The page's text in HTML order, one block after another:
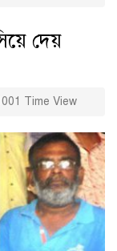
দেয়
Time View